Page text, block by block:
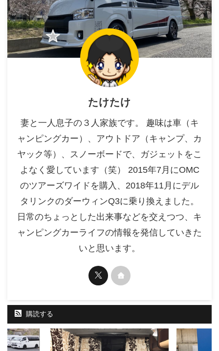
たけたけ
妻と一人息子の３人家族です。 趣味は車（キ
ャンピングカー）、アウトドア（キャンプ、カ
ヤック等）、スノーボードで、ガジェットをこ
よなく愛しています（笑） 2015年7月にOMC
のツアーズワイドを購入、2018年11月にデル
タリンクのダーウィンQ3に乗り換えました。
日常のちょっとした出来事などを交えつつ、キ
ャンピングカーライフの情報を発信していきた
いと思います。
購読する